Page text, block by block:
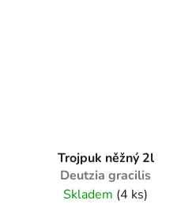
Trojpuk něžný 2l
Deutzia gracilis
Skladem (4 ks)